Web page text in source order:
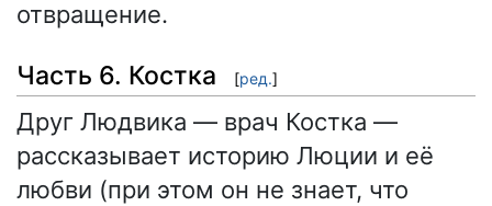
отвращение.
Часть 6. Костка [ред.]
Друг Людвика — врач Костка —
рассказывает историю Люции и её
любви (при этом он не знает, что